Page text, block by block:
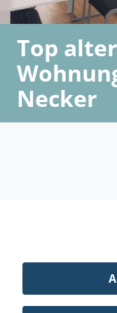
Top
Necker